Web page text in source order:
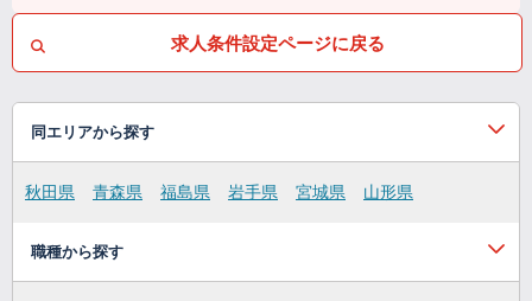
求人条件設定ページに戻る
同エリアから探す
秋田県 青森県 福島県 岩手県 宮城県 山形県
職種から探す